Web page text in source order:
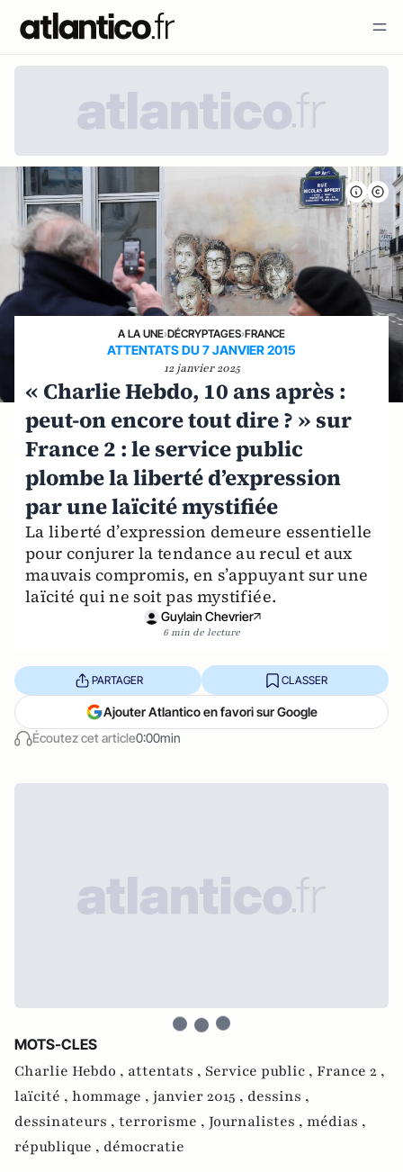
A LA UNE›DÉCRYPTAGES›FRANCE
ATTENTATS DU 7 JANVIER 2015
12 janvier 2025
« Charlie Hebdo, 10 ans après :
peut-on encore tout dire ? » sur
France 2 : le service public
plombe la liberté d’expression
par une laïcité mystifiée
La liberté d’expression demeure essentielle
pour conjurer la tendance au recul et aux
mauvais compromis, en s’appuyant sur une
laïcité qui ne soit pas mystifiée.
Guylain Chevrier
6 min de lecture
Écoutez cet article0:00min
PARTAGER CLASSER
Ajouter Atlantico en favori sur Google
MOTS-CLES
Charlie Hebdo , attentats , Service public , France 2 ,
laïcité , hommage , janvier 2015 , dessins ,
dessinateurs , terrorisme , Journalistes , médias ,
république , démocratie